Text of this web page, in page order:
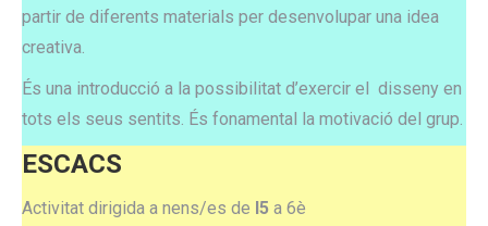
partir de diferents materials per desenvolupar una idea
creativa.
És una introducció a la possibilitat d’exercir el disseny en
tots els seus sentits. És fonamental la motivació del grup.
ESCACS
Activitat dirigida a nens/es de I5 a 6è